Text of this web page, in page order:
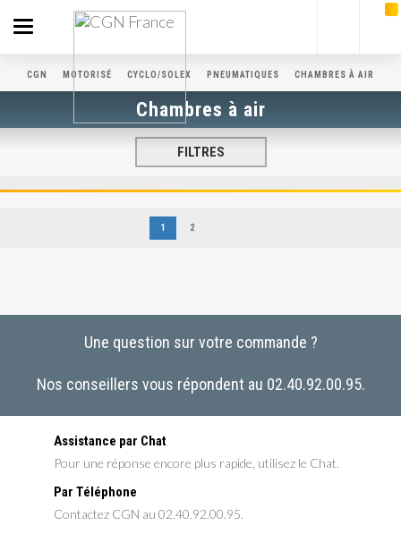
Toggle
navigation
CGN MOTORISÉ CYCLO/SOLEX PNEUMATIQUES CHAMBRES À AIR
Chambres à air
FILTRES
1 2
Une question sur votre commande ?
Nos conseillers vous répondent au 02.40.92.00.95.
Assistance par Chat
Pour une réponse encore plus rapide, utilisez le Chat.
Par Téléphone
Contactez CGN au 02.40.92.00.95.